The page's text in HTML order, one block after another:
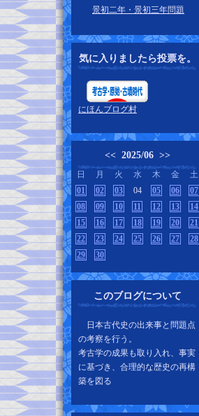
景初二年・景初三年問題
気に入りましたら投票を。
にほんブログ村
<< 2025/06 >>
日 月 火 水 木 金
土
01
02 03 04 05 06
07
08
09 10 11 12 13
14
15
16 17 18 19 20
21
22
23 24 25 26 27
28
29
30
このブログについて
日本古代史の出来事と問題点
の考察を行う。
考古学の成果も取り入れ、事実
に基づき、合理的な歴史の再構
築を図る